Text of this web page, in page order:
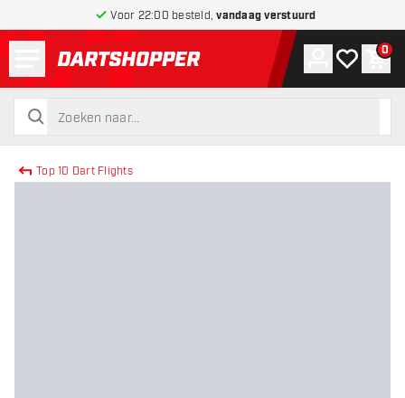
Voor 22:00 besteld,vandaag verstuurd
terug naar home pagina
zoeken
zoeken
Account
Mijn 0
Top 10 Dart Flights